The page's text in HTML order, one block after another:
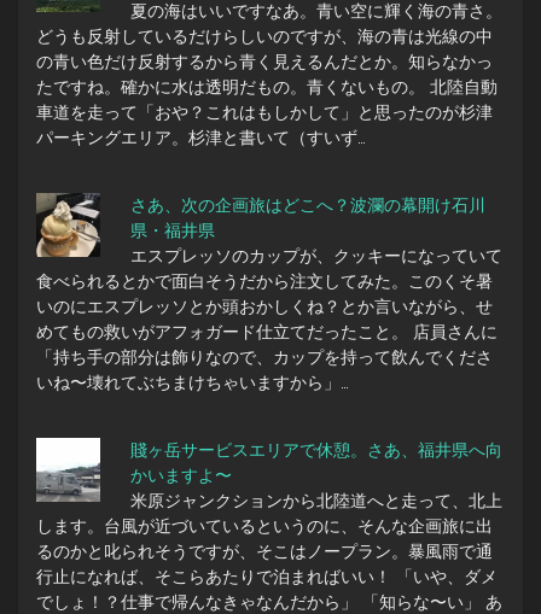
夏の海はいいですなあ。青い空に輝く海の青さ。
どうも反射しているだけらしいのですが、海の青は光線の中
の青い色だけ反射するから青く見えるんだとか。知らなかっ
たですね。確かに水は透明だもの。青くないもの。 北陸自動
車道を走って「おや？これはもしかして」と思ったのが杉津
パーキングエリア。杉津と書いて（すいず…
さあ、次の企画旅はどこへ？波瀾の幕開け石川
県・福井県
エスプレッソのカップが、クッキーになっていて
食べられるとかで面白そうだから注文してみた。このくそ暑
いのにエスプレッソとか頭おかしくね？とか言いながら、せ
めてもの救いがアフォガード仕立てだったこと。 店員さんに
「持ち手の部分は飾りなので、カップを持って飲んでくださ
いね〜壊れてぶちまけちゃいますから」…
賤ヶ岳サービスエリアで休憩。さあ、福井県へ向
かいますよ〜
米原ジャンクションから北陸道へと走って、北上
します。台風が近づいているというのに、そんな企画旅に出
るのかと叱られそうですが、そこはノープラン。暴風雨で通
行止になれば、そこらあたりで泊まればいい！ 「いや、ダメ
でしょ！？仕事で帰んなきゃなんだから」 「知らな〜い」 あ